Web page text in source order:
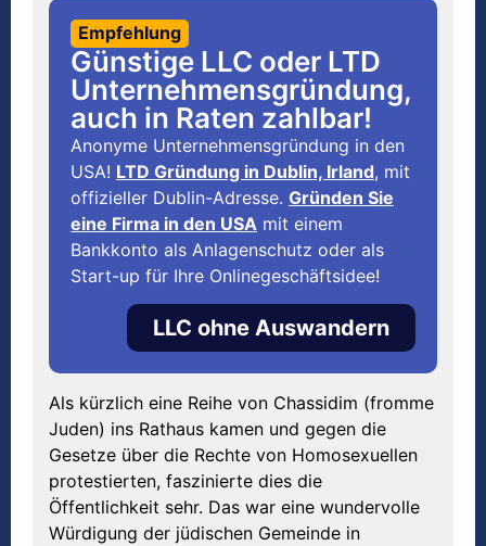
Empfehlung
Günstige LLC oder LTD
Unternehmensgründung,
auch in Raten zahlbar!
Anonyme Unternehmensgründung in den
USA! LTD Gründung in Dublin, Irland, mit
offizieller Dublin-Adresse. Gründen Sie
eine Firma in den USA mit einem
Bankkonto als Anlagenschutz oder als
Start-up für Ihre Onlinegeschäftsidee!
LLC ohne Auswandern
Als kürzlich eine Reihe von Chassidim (fromme
Juden) ins Rathaus kamen und gegen die
Gesetze über die Rechte von Homosexuellen
protestierten, faszinierte dies die
Öffentlichkeit sehr. Das war eine wundervolle
Würdigung der jüdischen Gemeinde in